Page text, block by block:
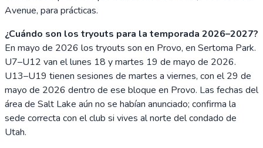
Avenue, para prácticas.
¿Cuándo son los tryouts para la temporada 2026–2027?
En mayo de 2026 los tryouts son en Provo, en Sertoma Park.
U7–U12 van el lunes 18 y martes 19 de mayo de 2026.
U13–U19 tienen sesiones de martes a viernes, con el 29 de
mayo de 2026 dentro de ese bloque en Provo. Las fechas del
área de Salt Lake aún no se habían anunciado; confirma la
sede correcta con el club si vives al norte del condado de
Utah.